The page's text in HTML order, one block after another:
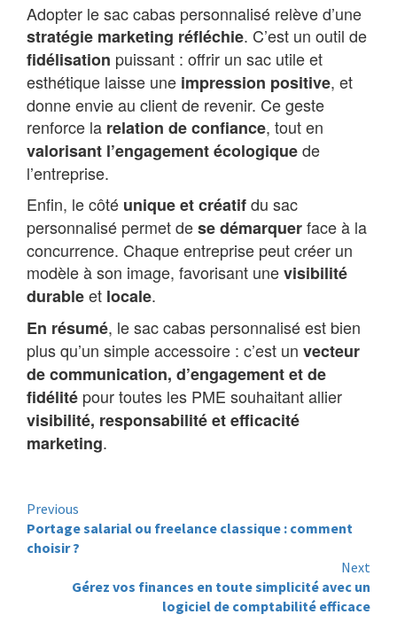
Adopter le sac cabas personnalisé relève d’une
stratégie marketing réfléchie. C’est un outil de
fidélisation puissant : offrir un sac utile et
esthétique laisse une impression positive, et
donne envie au client de revenir. Ce geste
renforce la relation de confiance, tout en
valorisant l’engagement écologiquede
l’entreprise.
Enfin, le côté unique et créatifdu sac
personnalisé permet dese démarquerface à la
concurrence. Chaque entreprise peut créer un
modèle à son image, favorisant unevisibilité
durableet locale.
En résumé, le sac cabas personnalisé est bien
plus qu’un simple accessoire : c’est un vecteur
de communication, d’engagement et de
fidélité pour toutes les PME souhaitant allier
visibilité, responsabilité et efficacité
marketing.
Continue
Reading
Previous
Portage salarial ou freelance classique : comment
choisir ?
Next
Gérez vos finances en toute simplicité avec un
logiciel de comptabilité efficace